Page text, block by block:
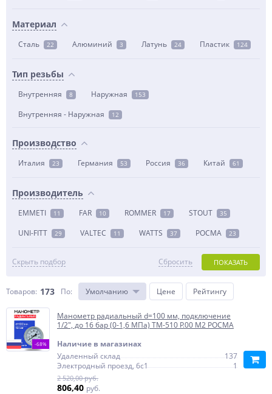
Материал
Сталь 22 Алюминий 3 Латунь 24 Пластик 124
Тип резьбы
Внутренняя 8 Наружная 153
Внутренняя - Наружная 12
Производство
Италия 23 Германия 53 Россия 36 Китай 61
Производитель
EMMETI 11 FAR 10 ROMMER 17 STOUT 35
UNI-FITT 29 VALTEC 11 WATTS 37 РОСМА 23
Скрыть подбор ПОКАЗАТЬ
Сбросить
Товаров: 173 По: Умолчанию Цене Рейтингу
-68%
Манометр радиальный d=100 мм, подключение
1/2", до 16 бар (0-1,6 МПа) ТМ-510 P.00 М2 РОСМА
Наличие в магазинах
Удаленный склад
137
Электродный проезд, 6с1
1
2 520,00 руб.
806,40 руб.